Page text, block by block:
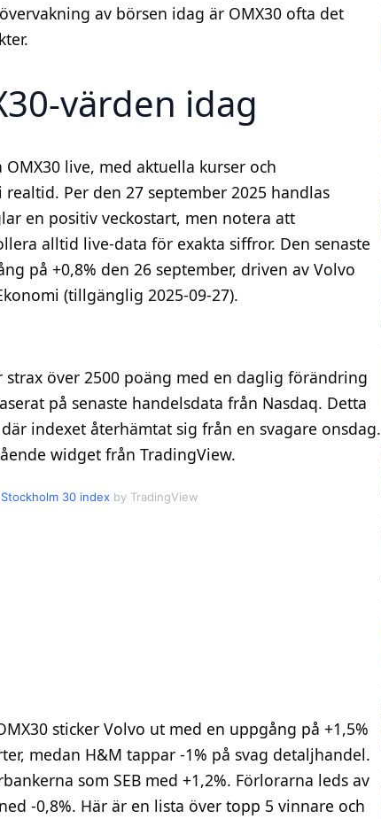
av börsen idag är OMX30 ofta det
värden idag
live, med aktuella kurser och
Per den 27 september 2025 handlas
en positiv veckostart, men notera att
alltid live-data för exakta siffror. Den senaste
på +0,8% den 26 september, driven av Volvo
(tillgänglig 2025-09-27).
över 2500 poäng med en daglig förändring
på senaste handelsdata från Nasdaq. Detta
indexet återhämtat sig från en svagare onsdag.
widget från TradingView.
30 indexby TradingView
sticker Volvo ut med en uppgång på +1,5%
medan H&M tappar -1% på svag detaljhandel.
som SEB med +1,2%. Förlorarna leds av
-0,8%. Här är en lista över topp 5 vinnare och